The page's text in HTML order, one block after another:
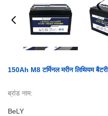
150Ah M8 टर्मिनल मरीन लिथियम
ब्रांड नाम:
BeLY